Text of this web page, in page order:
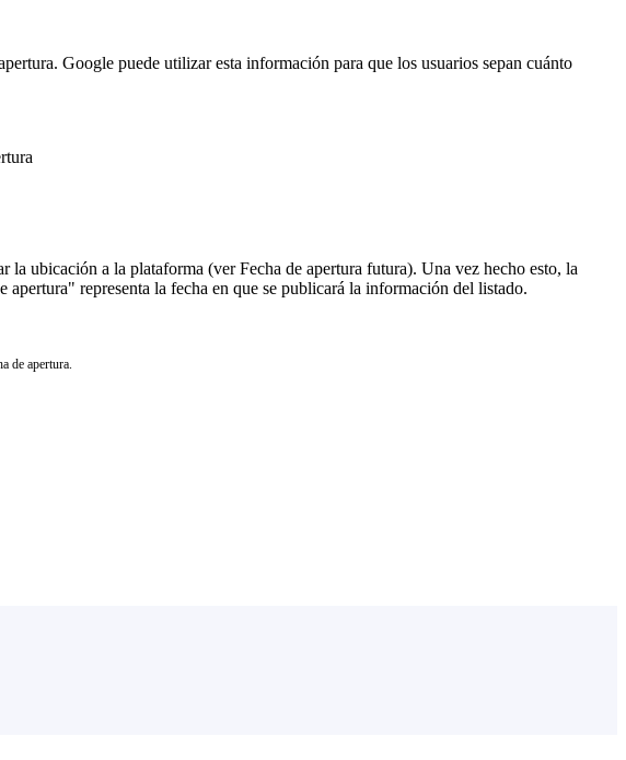
Google puede utilizar esta información para que los usuarios sepan cuánto
la ubicación a la plataforma (ver Fecha de apertura futura). Una vez hecho esto, la
representa la fecha en que se publicará la información del listado.
de apertura.